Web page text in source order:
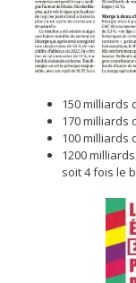
150 milliards
170 milliards
100 milliards
1200
soit 4 fois le